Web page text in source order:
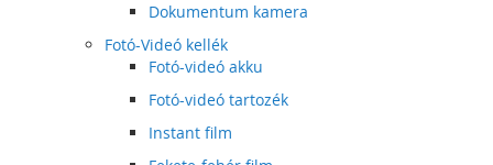
Dokumentum kamera
Fotó-Videó kellék
Fotó-videó akku
Fotó-videó tartozék
Instant film